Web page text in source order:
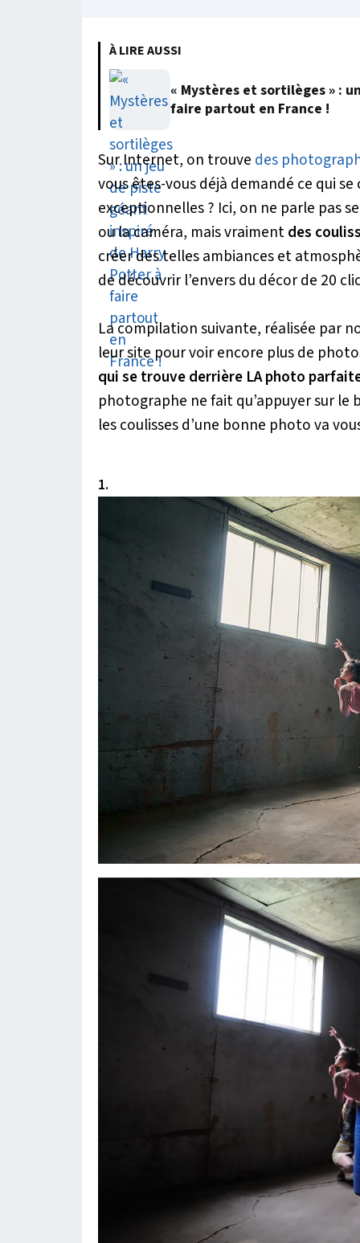
À LIRE AUSSI
« Mystères et sortilèges » :
faire partout en France !
Sur Internet, on trouve des
vous êtes-vous déjà demandé ce qui
exceptionnelles ? Ici, on ne parle pas
ou la caméra, mais vraimentdes
créer des telles ambiances et
de découvrir l’envers du décor de 20
La compilation suivante, réalisée par
leur site pour voir encore plus de
qui se trouve derrière LA photo
photographe ne fait qu’appuyer sur
les coulisses d’une bonne photo va
1.